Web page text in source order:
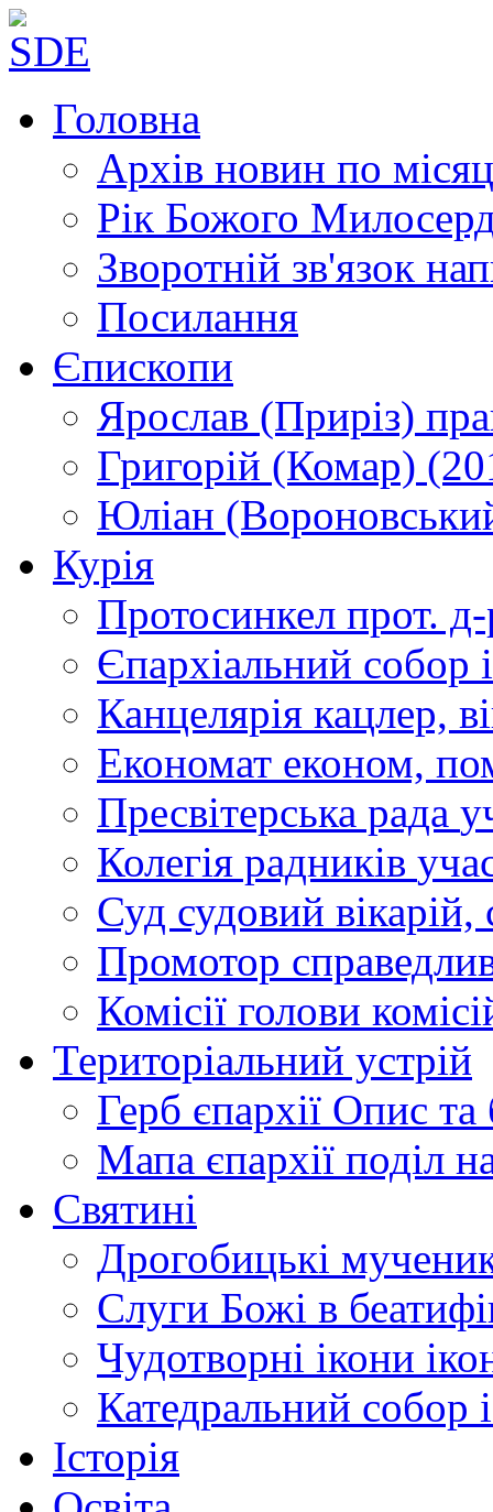
Головна
Архів новин по
Рік Божого
Зворотній зв'язок
Посилання
Єпископи
Ярослав (Приріз)
Григорій (Комар)
Юліан
Курія
Протосинкел прот.
Єпархіальний собор
Канцелярія кацлер,
Економат економ,
Пресвітерська рада
Колегія радників
Суд судовий вікарій,
Промотор
Комісії голови
Територіальний устрій
Герб єпархії Опис та
Мапа єпархії поділ
Святині
Дрогобицькі
Слуги Божі в
Чудотворні ікони
Катедральний собор
Історія